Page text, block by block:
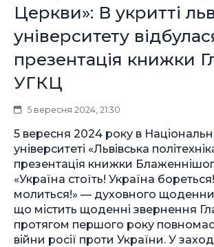
Церкви»: В укритті
університету
презентація книжки
УГКЦ
5 вересня 2024, 21:30
5 вересня 2024 року в
університеті «Львівська
презентація книжки
«Україна стоїть! Україна
молиться!» — духовного
що містить щоденні звернення
протягом першого року
війни росії проти України. У